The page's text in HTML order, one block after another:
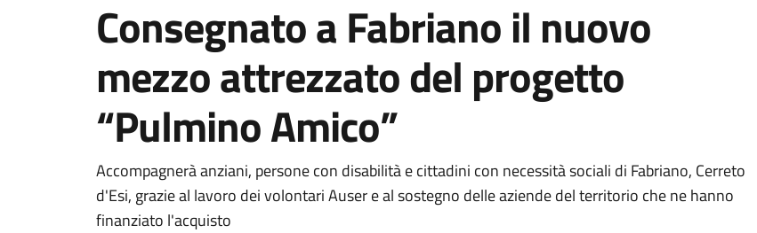
Consegnato a Fabriano il nuovo
mezzo attrezzato del progetto
“Pulmino Amico”
Dettagli della notizia
Accompagnerà anziani, persone con disabilità e cittadini con necessità sociali di Fabriano, Cerreto
d'Esi, grazie al lavoro dei volontari Auser e al sostegno delle aziende del territorio che ne hanno
finanziato l'acquisto